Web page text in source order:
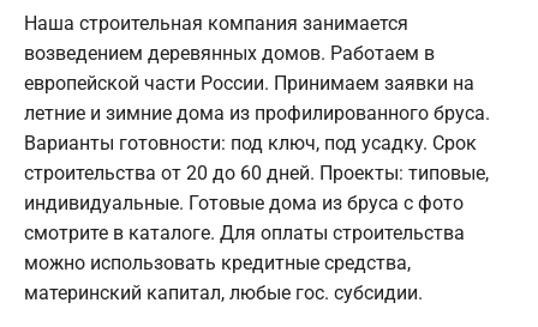
Наша строительная компания занимается
возведением деревянных домов. Работаем в
европейской части России. Принимаем заявки на
летние и зимние дома из профилированного бруса.
Варианты готовности: под ключ, под усадку. Срок
строительства от 20 до 60 дней. Проекты: типовые,
индивидуальные. Готовые дома из бруса с фото
смотрите в каталоге. Для оплаты строительства
можно использовать кредитные средства,
материнский капитал, любые гос. субсидии.